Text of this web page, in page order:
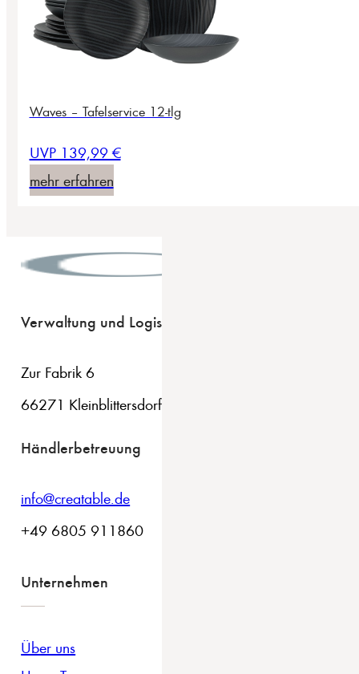
Waves – Tafelservice 12-tlg
UVP 139,99 €
mehr erfahren
Verwaltung und Logistik
Zur Fabrik 6
66271 Kleinblittersdorf
Händlerbetreuung
info@creatable.de
+49 6805 911860
Unternehmen
Über uns